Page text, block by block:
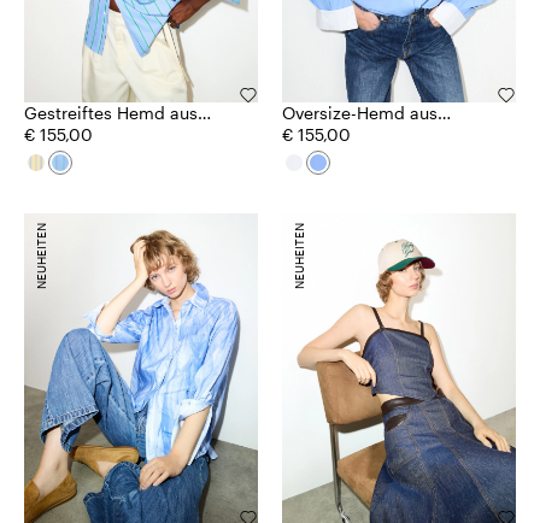
Gestreiftes Hemd aus
Baumwoll-Popeline
€ 155,00
Oversize-Hemd aus
Popeline
€ 155,00
NEUHEITEN NEUHEITEN